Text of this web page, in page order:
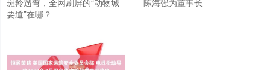
要道”在哪？